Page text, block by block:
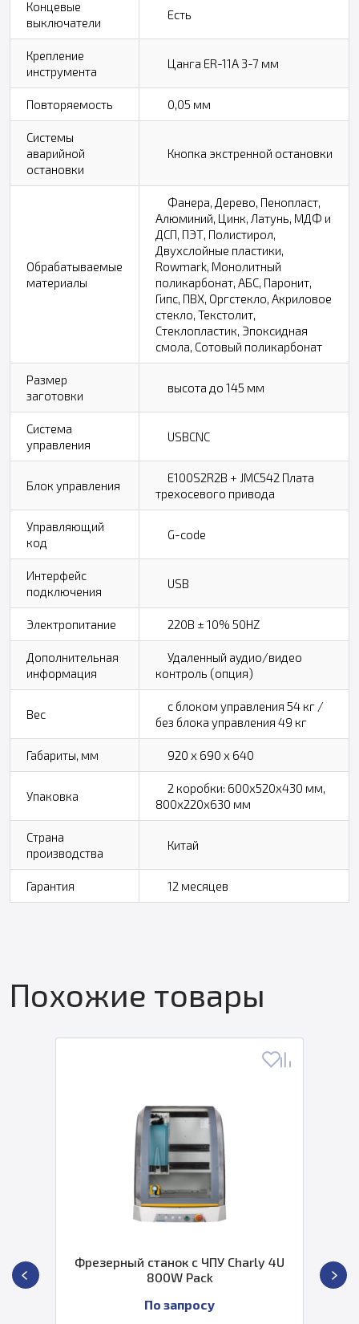
Концевые
выключатели
Есть
Крепление
инструмента
Цанга ER-11A 3-7 мм
Повторяемость 0,05 мм
Системы
аварийной
остановки
Кнопка экстренной остановки
Обрабатываемые
материалы
Фанера, Дерево, Пенопласт,
Алюминий, Цинк, Латунь, МДФ и
ДСП, ПЭТ, Полистирол,
Двухслойные пластики,
Rowmark, Монолитный
поликарбонат, АБС, Паронит,
Гипс, ПВХ, Оргстекло, Акриловое
стекло, Текстолит,
Стеклопластик, Эпоксидная
смола, Сотовый поликарбонат
Размер
заготовки
высота до 145 мм
Система
управления
USBCNC
Блок управления
E100S2R2B + JMC542 Плата
трехосевого привода
Управляющий
код
G-code
Интерфейс
подключения
USB
Электропитание 220В ± 10% 50HZ
Дополнительная
информация
Удаленный аудио/видео
контроль (опция)
Вес
с блоком управления 54 кг /
без блока управления 49 кг
Габариты, мм 920 х 690 х 640
Упаковка
2 коробки: 600х520х430 мм,
800х220х630 мм
Страна
производства
Китай
Гарантия 12 месяцев
Похожие товары
Фрезерный станок с ЧПУ Charly 4U
800W Pack
По запросу